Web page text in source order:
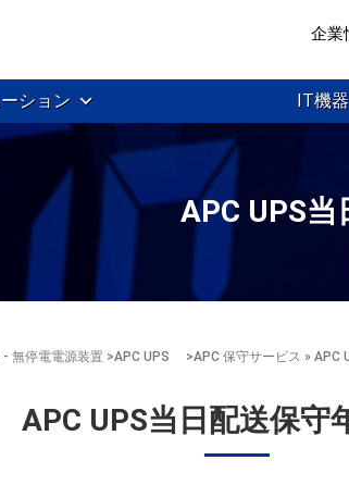
企業
ション IT機
APC UPS
- 無停電電源装置 >APC UPS >APC 保守サービス » APC
APC UPS当日配送保守